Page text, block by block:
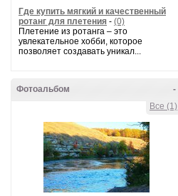
Где купить мягкий и качественный
ротанг для плетения - (0)
Плетение из ротанга – это
увлекательное хобби, которое
позволяет создавать уникал...
-
Фотоальбом
Все (1)